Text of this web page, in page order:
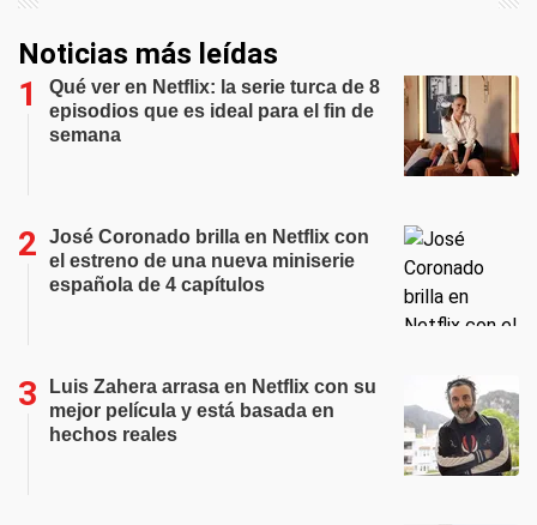
Noticias más leídas
Qué ver en Netflix: la serie turca de 8
episodios que es ideal para el fin de
semana
José Coronado brilla en Netflix con
el estreno de una nueva miniserie
española de 4 capítulos
Luis Zahera arrasa en Netflix con su
mejor película y está basada en
hechos reales